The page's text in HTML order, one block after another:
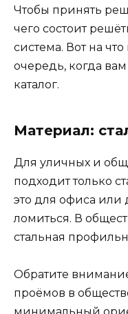
Чтобы принять
чего состоит
система. Вот на
очередь, когда
каталог.
Материал:
Для уличных и
подходит только
это для офиса или
ломиться. В
стальная
Обратите
проёмов в